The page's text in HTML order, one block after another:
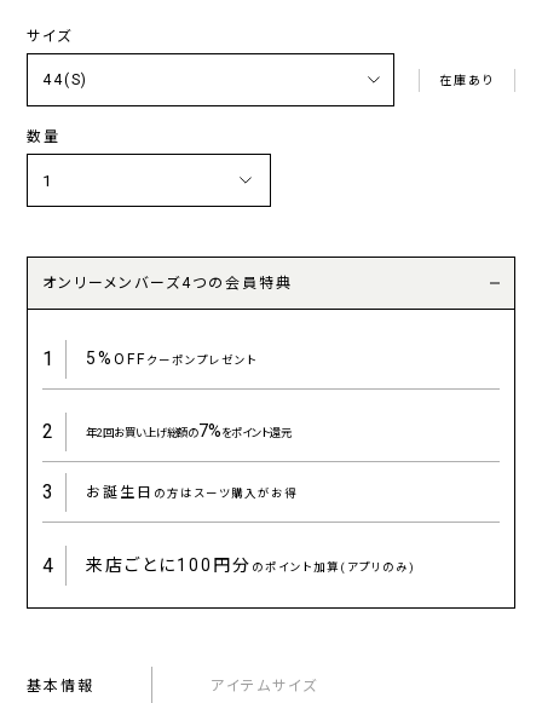
サイズ
在庫あり
数量
オンリーメンバーズ4つの会員特典
1 5%OFFクーポンプレゼント
2 年2回お買い上げ総額の7%をポイント還元
3 お誕生日 の方はスーツ購入がお得
4 来店ごとに100円分 のポイント加算(アプリのみ)
基本情報 アイテムサイズ